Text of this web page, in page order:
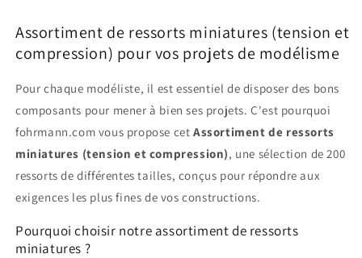
Assortiment de ressorts miniatures (tension et
compression) pour vos projets de modélisme
Pour chaque modéliste, il est essentiel de disposer des bons
composants pour mener à bien ses projets. C'est pourquoi
fohrmann.com vous propose cetAssortiment de ressorts
miniatures (tension et compression), une sélection de 200
ressorts de différentes tailles, conçus pour répondre aux
exigences les plus fines de vos constructions.
Pourquoi choisir notre assortiment de ressorts
miniatures ?